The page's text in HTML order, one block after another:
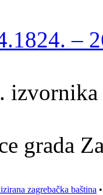
–
grada
zagrebačka baština